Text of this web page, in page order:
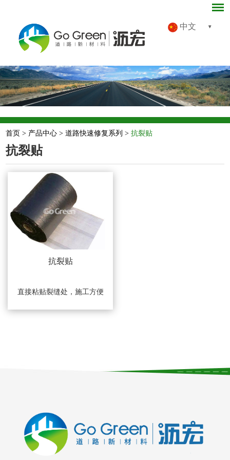
中文
首页 > 产品中心 >道路快速修复系列 >抗裂贴
抗裂贴
抗裂贴
直接粘贴裂缝处，施工方便